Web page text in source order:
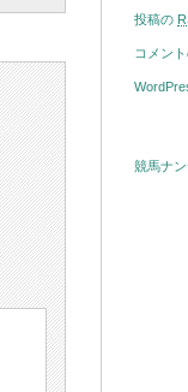
投稿の
コメン
競馬ナ